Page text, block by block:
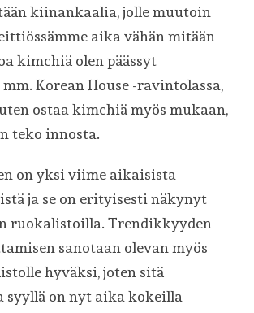
kiinankaalia, jolle muutoin
aika vähän mitään
kimchiä olen päässyt
Korean House -ravintolassa,
ostaa kimchiä myös mukaan,
teko innosta.
on yksi viime aikaisista
ja se on erityisesti näkynyt
ruokalistoilla. Trendikkyyden
sanotaan olevan myös
hyväksi, joten sitä
syyllä on nyt aika kokeilla